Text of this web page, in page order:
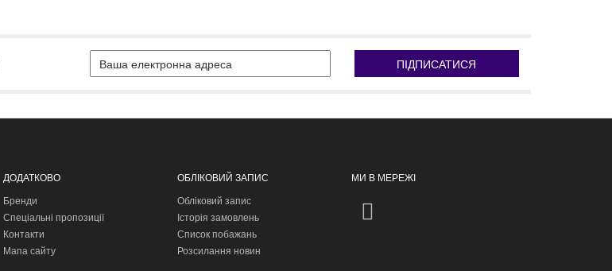
ПІДПИСАТИСЯ
ДОДАТКОВО
Бренди
Спеціальні пропозиції
Контакти
Мапа сайту
ОБЛІКОВИЙ ЗАПИС
Обліковий запис
Історія замовлень
Список побажань
Розсилання новин
МИ В МЕРЕЖІ